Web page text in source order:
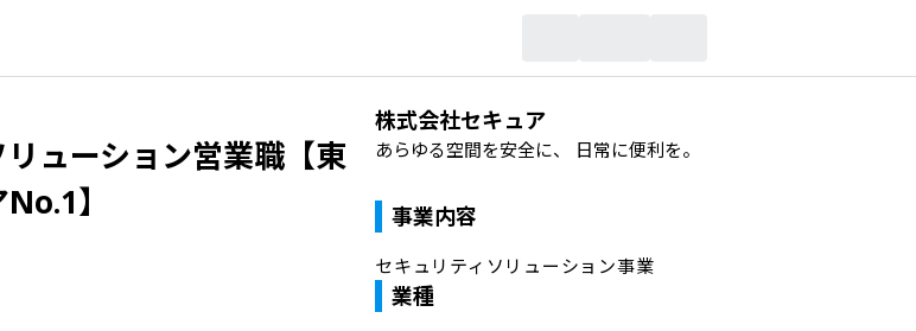
ューション営業職【東
】
株式会社セキュア
あらゆる空間を安全に、 日常に便利を。
事業内容
セキュリティソリューション事業
業種